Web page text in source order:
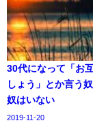
30代になって「お
しょう」とか言う
奴はいない
2019-11-20